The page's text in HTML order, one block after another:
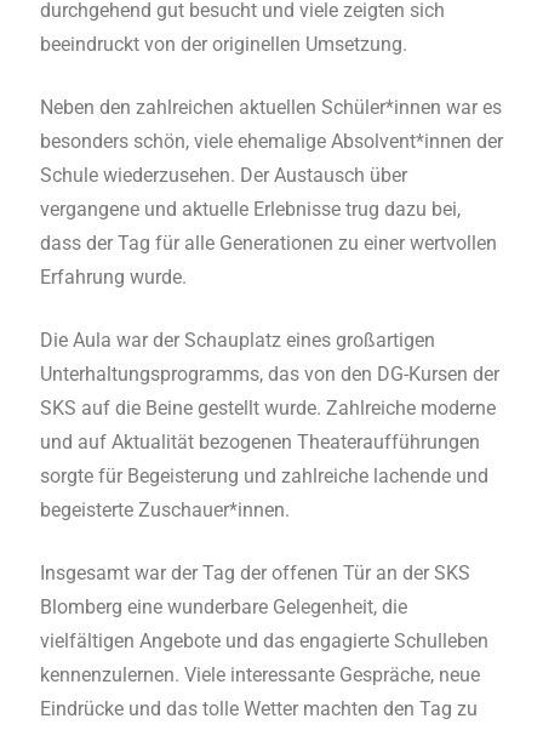
durchgehend gut besucht und viele zeigten sich
beeindruckt von der originellen Umsetzung.
Neben den zahlreichen aktuellen Schüler*innen war es
besonders schön, viele ehemalige Absolvent*innen der
Schule wiederzusehen. Der Austausch über
vergangene und aktuelle Erlebnisse trug dazu bei,
dass der Tag für alle Generationen zu einer wertvollen
Erfahrung wurde.
Die Aula war der Schauplatz eines großartigen
Unterhaltungsprogramms, das von den DG-Kursen der
SKS auf die Beine gestellt wurde. Zahlreiche moderne
und auf Aktualität bezogenen Theateraufführungen
sorgte für Begeisterung und zahlreiche lachende und
begeisterte Zuschauer*innen.
Insgesamt war der Tag der offenen Tür an der SKS
Blomberg eine wunderbare Gelegenheit, die
vielfältigen Angebote und das engagierte Schulleben
kennenzulernen. Viele interessante Gespräche, neue
Eindrücke und das tolle Wetter machten den Tag zu